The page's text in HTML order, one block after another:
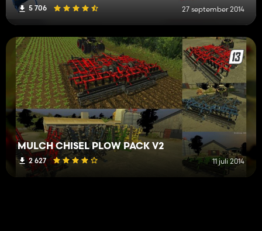
5 706 27 september 2014
MULCH CHISEL PLOW PACK V2
2 627 11 juli 2014